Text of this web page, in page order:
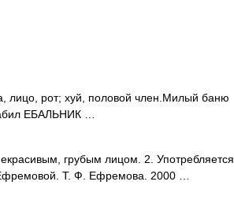
лицо, рот; хуй, половой член.Милый баню
ЕБАЛЬНИК …
грубым лицом. 2. Употребляется
Т. Ф. Ефремова. 2000 …